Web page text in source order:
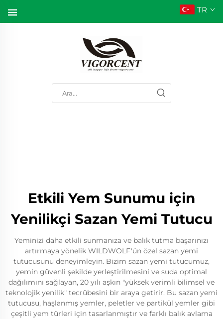
TR
Etkili Yem Sunumu için
Yenilikçi Sazan Yemi Tutucu
Yeminizi daha etkili sunmanıza ve balık tutma başarınızı
artırmaya yönelik WILDWOLF'ün özel sazan yemi
tutucusunu deneyimleyin. Bizim sazan yemi tutucumuz,
yemin güvenli şekilde yerleştirilmesini ve suda optimal
dağılımını sağlayan, 20 yılı aşkın "yüksek verimli bilimsel ve
teknolojik yenilik" tecrübesini bir araya getirir. Bu sazan yemi
tutucusu, haşlanmış yemler, peletler ve partikül yemler gibi
çeşitli yem türleri için tasarlanmıştır ve farklı balık avlama